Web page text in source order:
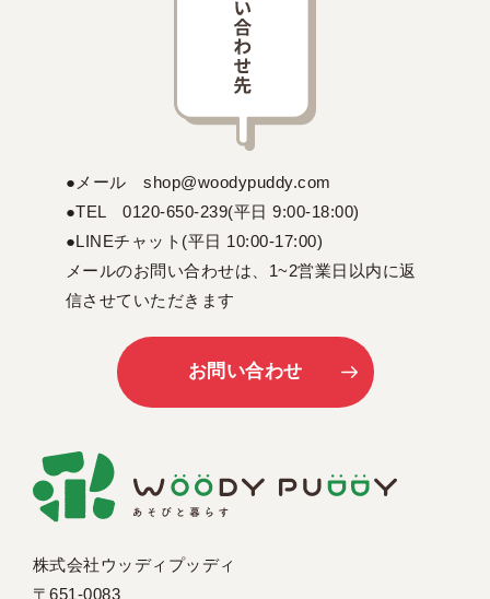
株式会社ウッディプッディ
〒651-0083
●メール shop@woodypuddy.com
●TEL 0120-650-239(平日 9:00-18:00)
●LINEチャット(平日 10:00-17:00)
メールのお問い合わせは、1~2営業日以内に返
信させていただきます
お問い合わせ